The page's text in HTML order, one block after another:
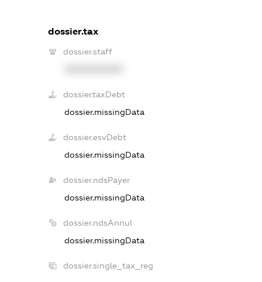
dossier.tax
dossier.staff
dossier.taxDebt
dossier.missingData
dossier.esvDebt
dossier.missingData
dossier.ndsPayer
dossier.missingData
dossier.ndsAnnul
dossier.missingData
dossier.single_tax_reg